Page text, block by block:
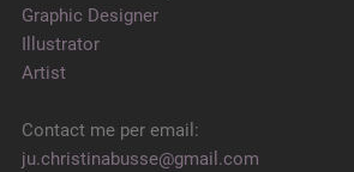
Graphic Designer
Illustrator
Artist
Contact me per email:
ju.christinabusse@gmail.com